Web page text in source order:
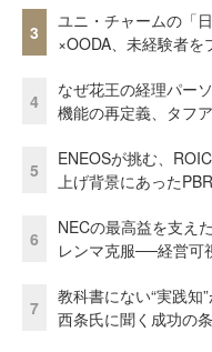
3
ユニ・チャームの「
×OODA、未経験者を
4
なぜ花王の経理パー
機能の再定義、タフ
5
ENEOSが挑む、
上げ背景にあった
6
NECの最高益を支え
レンマ克服──経営可
7
教科書にない“実践知
西条氏に聞く成功の